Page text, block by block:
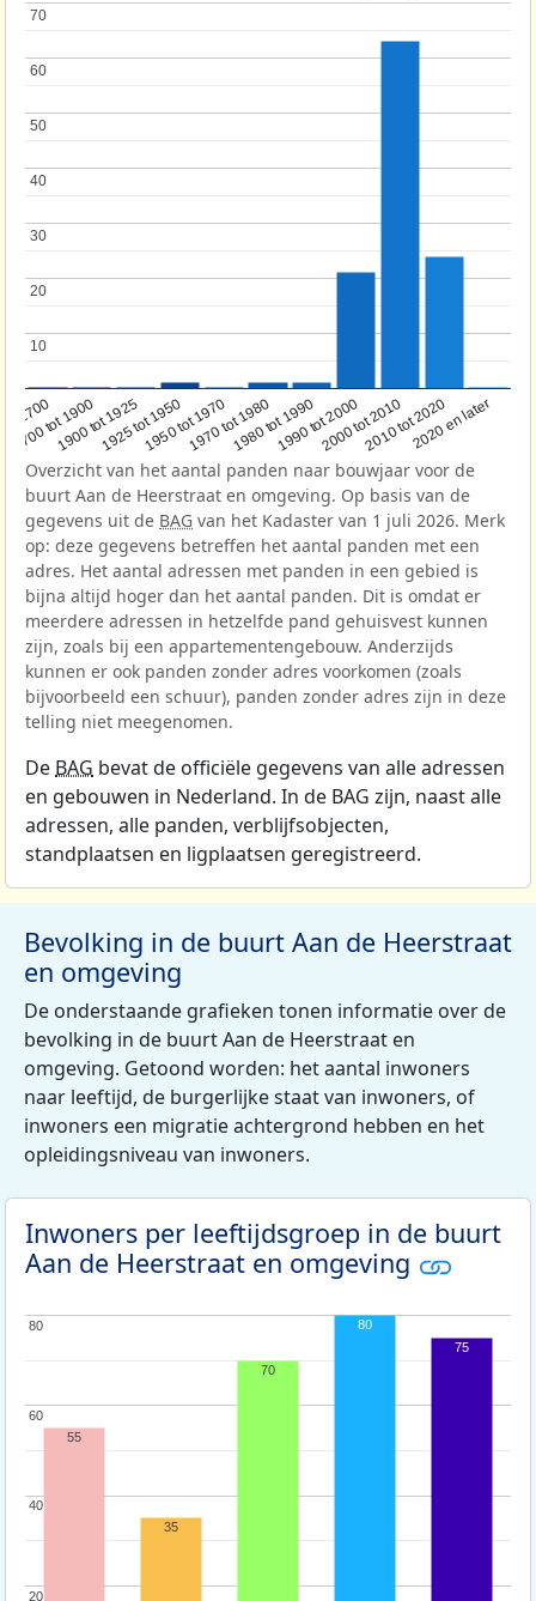
1700
1700 tot 1900
1900 tot 19251925 tot 19501950 tot 19701970 tot 19801980 tot 19901990 tot 20002000 tot 20102010 tot 20202020 en later
10
10
20
20
30
30
40
40
50
50
60
60
70
70
Overzicht van het aantal panden naar bouwjaar voor de
buurt Aan de Heerstraat en omgeving. Op basis van de
gegevens uit de BAG van het Kadaster van 1 juli 2026. Merk
op: deze gegevens betreffen het aantal panden met een
adres. Het aantal adressen met panden in een gebied is
bijna altijd hoger dan het aantal panden. Dit is omdat er
meerdere adressen in hetzelfde pand gehuisvest kunnen
zijn, zoals bij een appartementengebouw. Anderzijds
kunnen er ook panden zonder adres voorkomen (zoals
bijvoorbeeld een schuur), panden zonder adres zijn in deze
telling niet meegenomen.
De BAG bevat de officiële gegevens van alle adressen
en gebouwen in Nederland. In de BAG zijn, naast alle
adressen, alle panden, verblijfsobjecten,
standplaatsen en ligplaatsen geregistreerd.
Bevolking in de buurt Aan de Heerstraat
en omgeving
De onderstaande grafieken tonen informatie over de
bevolking in de buurt Aan de Heerstraat en
omgeving. Getoond worden: het aantal inwoners
naar leeftijd, de burgerlijke staat van inwoners, of
inwoners een migratie achtergrond hebben en het
opleidingsniveau van inwoners.
Inwoners per leeftijdsgroep in de buurt
Aan de Heerstraat en omgeving
20
20
40
40
60
60
80
80
55
35
70
80
75